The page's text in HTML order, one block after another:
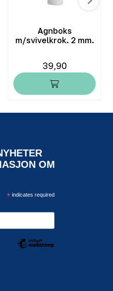
Agnboks
m/svivelkrok. 2 mm.
39,90
OM
*indicates required